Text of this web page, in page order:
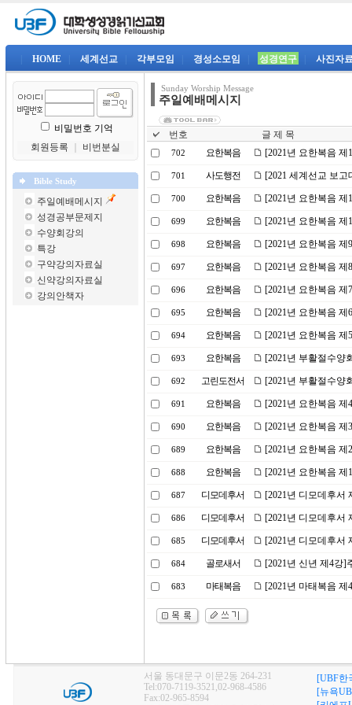
HOME 세계선교 각부모임 경성소모임 성경연구 사진자
비밀번호 기억
회원등록
비번분실
Bible Study
주일예배메시지
성경공부문제지
수양회강의
특강
구약강의자료실
신약강의자료실
강의안책자
Sunday Worship Message
주일예배메시지
번호 글 제 목
702 요한복음 [2021년 요한복음
701 사도행전 [2021 세계선교 보
700 요한복음 [2021년 요한복음
699 요한복음 [2021년 요한복음
698 요한복음 [2021년 요한복음
697 요한복음 [2021년 요한복음
696 요한복음 [2021년 요한복음
695 요한복음 [2021년 요한복음
694 요한복음 [2021년 요한복음 제
693 요한복음 [2021년 부활절수양
692 고린도전서 [2021년 부활절수양
691 요한복음 [2021년 요한복음
690 요한복음 [2021년 요한복음
689 요한복음 [2021년 요한복음
688 요한복음 [2021년 요한복음
687 디모데후서 [2021년 디모데후서
686 디모데후서 [2021년 디모데후서
685 디모데후서 [2021년 디모데후서
684 골로새서 [2021년 신년 제4강]
683 마태복음 [2021년 마태복음
서울 동대문구 이문2동 264-231
Tel:070-7119-3521,02-968-4586
Fax:02-965-8594
[UBF한
[뉴욕